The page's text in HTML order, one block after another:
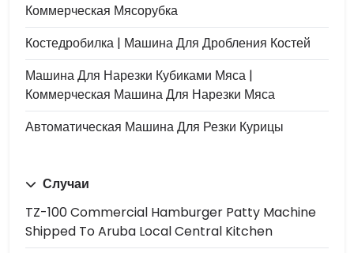
Коммерческая Мясорубка
Костедробилка | Машина Для Дробления Костей
Машина Для Нарезки Кубиками Мяса |
Коммерческая Машина Для Нарезки Мяса
Автоматическая Машина Для Резки Курицы
Случаи
TZ-100 Commercial Hamburger Patty Machine
Shipped To Aruba Local Central Kitchen